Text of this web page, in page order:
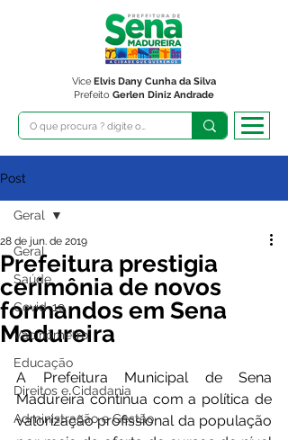
Prefeito Gerlen Diniz Andrade
Vice Elvis Dany Cunha da Silva
Post
Geral
Saúde
Covid-19
Vacinômetro
Educação
Direitos e Cidadania
Administração e Gestão
Geral
Prefeitura prestigia
cerimônia de novos
formandos em Sena
Madureira
28 de jun. de 2019
A Prefeitura Municipal de Sena
Madureira continua com a política de
valorização profissional da população